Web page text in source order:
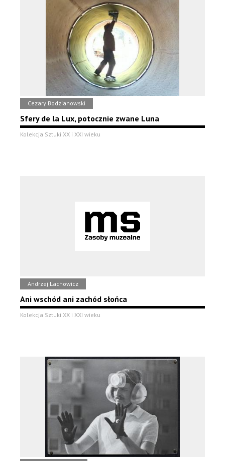
Cezary Bodzianowski
Sfery de la Lux, potocznie zwane Luna
Kolekcja Sztuki XX i XXI wieku
Andrzej Lachowicz
Ani wschód ani zachód słońca
Kolekcja Sztuki XX i XXI wieku